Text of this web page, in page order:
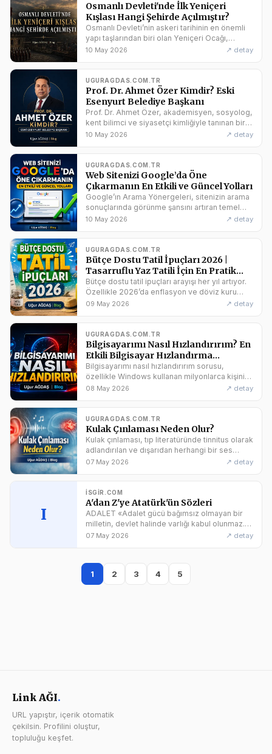
Osmanlı Devleti'nde İlk Yeniçeri
Kışlası Hangi Şehirde Açılmıştır?
Osmanlı Devleti’nin askeri tarihinin en önemli
yapı taşlarından biri olan Yeniçeri Ocağı,
devletin yükselişinde kritik rol oynamıştır. Peki
10 May 2026 ↗ detay
UGURAGDAS.COM.TR
Prof. Dr. Ahmet Özer Kimdir? Eski
Esenyurt Belediye Başkanı
Prof. Dr. Ahmet Özer, akademisyen, sosyolog,
kent bilimci ve siyasetçi kimliğiyle tanınan bir
isimdir. 2024 Mahalli İdareler Seçimleri’nde
10 May 2026 ↗ detay
UGURAGDAS.COM.TR
Web Sitenizi Google’da Öne
Çıkarmanın En Etkili ve Güncel Yolları
Google’ın Arama Yönergeleri, sitenizin arama
sonuçlarında görünme şansını artıran temel
kuralları özetler. Hiçbir site otomatik olarak
10 May 2026 ↗ detay
UGURAGDAS.COM.TR
Bütçe Dostu Tatil İpuçları 2026 |
Tasarruflu Yaz Tatili İçin En Pratik
Rehber
Bütçe dostu tatil ipuçları arayışı her yıl artıyor.
Özellikle 2026’da enflasyon ve döviz kuru
nedeniyle tatil maliyetleri yükselirken, kaliteli
09 May 2026 ↗ detay
UGURAGDAS.COM.TR
Bilgisayarımı Nasıl Hızlandırırım? En
Etkili Bilgisayar Hızlandırma
Yöntemleri
Bilgisayarımı nasıl hızlandırırım sorusu,
özellikle Windows kullanan milyonlarca kişinin
her yıl en sık sorduğu sorulardan biri.
08 May 2026 ↗ detay
UGURAGDAS.COM.TR
Kulak Çınlaması Neden Olur?
Kulak çınlaması, tıp literatüründe tinnitus olarak
adlandırılan ve dışarıdan herhangi bir ses
kaynağı olmadan kulakta duyulan seslerdir. Bu
07 May 2026 ↗ detay
I
ISGIR.COM
A'dan Z'ye Atatürk'ün Sözleri
ADALET «Adalet gücü bağımsız olmayan bir
milletin, devlet halinde varlığı kabul olunmaz.»
1920. «Zamanın değişmesiyle hükümlerin
07 May 2026 ↗ detay
1 2 3 4 5
Link AĞI.
URL yapıştır, içerik otomatik
çekilsin. Profilini oluştur,
topluluğu keşfet.